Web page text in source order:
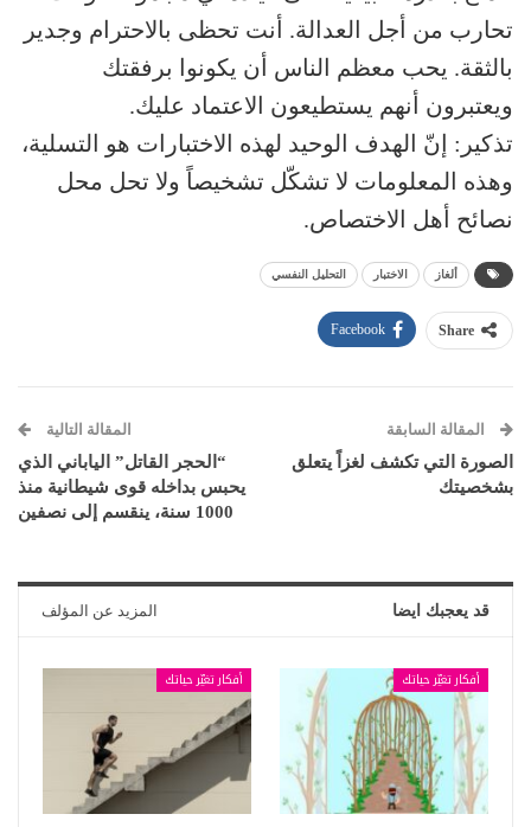
تحارب من أجل العدالة. أنت تحظى بالاحترام وجدير
بالثقة. يحب معظم الناس أن يكونوا برفقتك
ويعتبرون أنهم يستطيعون الاعتماد عليك.
تذكير: إنّ الهدف الوحيد لهذه الاختبارات هو التسلية،
وهذه المعلومات لا تشكّل تشخيصاً ولا تحل محل
نصائح أهل الاختصاص.
ألغاز الاختبار التحليل النفسي
Share
Facebook
المقالة السابقة
الصورة التي تكشف لغزاً يتعلق
بشخصيتك
المقالة التالية
“الحجر القاتل” الياباني الذي
يحبس بداخله قوى شيطانية منذ
1000 سنة، ينقسم إلى نصفين
قد يعجبك ايضا المزيد عن المؤلف
أفكار تغيّر حياتك أفكار تغيّر حياتك